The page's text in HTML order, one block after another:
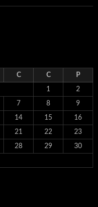
C C P
1 2
7 8 9
14 15 16
21 22 23
28 29 30